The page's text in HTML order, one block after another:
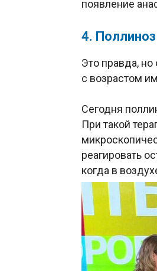
появление
4.
Это правда, но
с возрастом
Сегодня
При такой
реагировать
когда в